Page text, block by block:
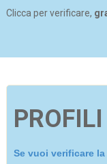
Clicca per verificare,
Se vuoi verificare la